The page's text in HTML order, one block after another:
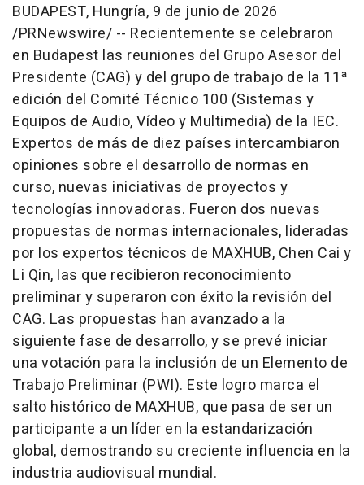
BUDAPEST, Hungría, 9 de junio de 2026
/PRNewswire/ -- Recientemente se celebraron
en Budapest las reuniones del Grupo Asesor del
Presidente (CAG) y del grupo de trabajo de la 11ª
edición del Comité Técnico 100 (Sistemas y
Equipos de Audio, Vídeo y Multimedia) de la IEC.
Expertos de más de diez países intercambiaron
opiniones sobre el desarrollo de normas en
curso, nuevas iniciativas de proyectos y
tecnologías innovadoras. Fueron dos nuevas
propuestas de normas internacionales, lideradas
por los expertos técnicos de MAXHUB, Chen Cai y
Li Qin, las que recibieron reconocimiento
preliminar y superaron con éxito la revisión del
CAG. Las propuestas han avanzado a la
siguiente fase de desarrollo, y se prevé iniciar
una votación para la inclusión de un Elemento de
Trabajo Preliminar (PWI). Este logro marca el
salto histórico de MAXHUB, que pasa de ser un
participante a un líder en la estandarización
global, demostrando su creciente influencia en la
industria audiovisual mundial.